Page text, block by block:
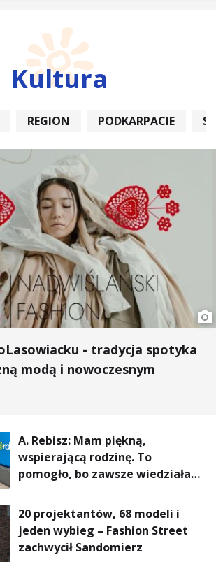
Kultura
REGION PODKARPACIE
- tradycja spotyka
modą i nowoczesnym
A. Rebisz: Mam piękną,
wspierającą rodzinę. To
pomogło, bo zawsze wiedziałam,
najważniejsza
20 projektantów, 68 modeli i
jeden wybieg – Fashion Street
zachwycił Sandomierz